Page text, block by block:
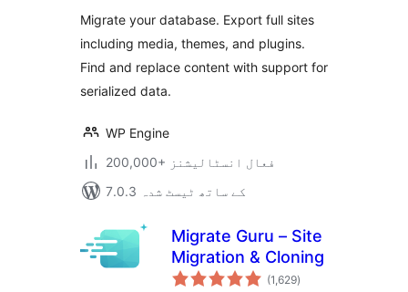
Migrate your database. Export full sites
including media, themes, and plugins.
Find and replace content with support for
serialized data.
WP Engine
200,000+ فعال انسٹالیشنز
7.0.3 کے ساتھ ٹیسٹ شدہ
Migrate Guru – Site
Migration & Cloning
(1,629مجموعی
درجہ
)